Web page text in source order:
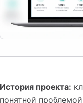
История проекта:
понятной